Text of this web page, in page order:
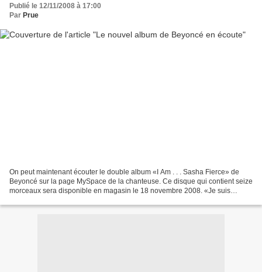
Publié le 12/11/2008 à 17:00
Par Prue
On peut maintenant écouter le double album «I Am . . . Sasha Fierce» de
Beyoncé sur la page MySpace de la chanteuse. Ce disque qui contient seize
morceaux sera disponible en magasin le 18 novembre 2008. «Je suis